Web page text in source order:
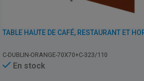
C-DUBLIN-ORANGE-70X70+C-323/110
En stock